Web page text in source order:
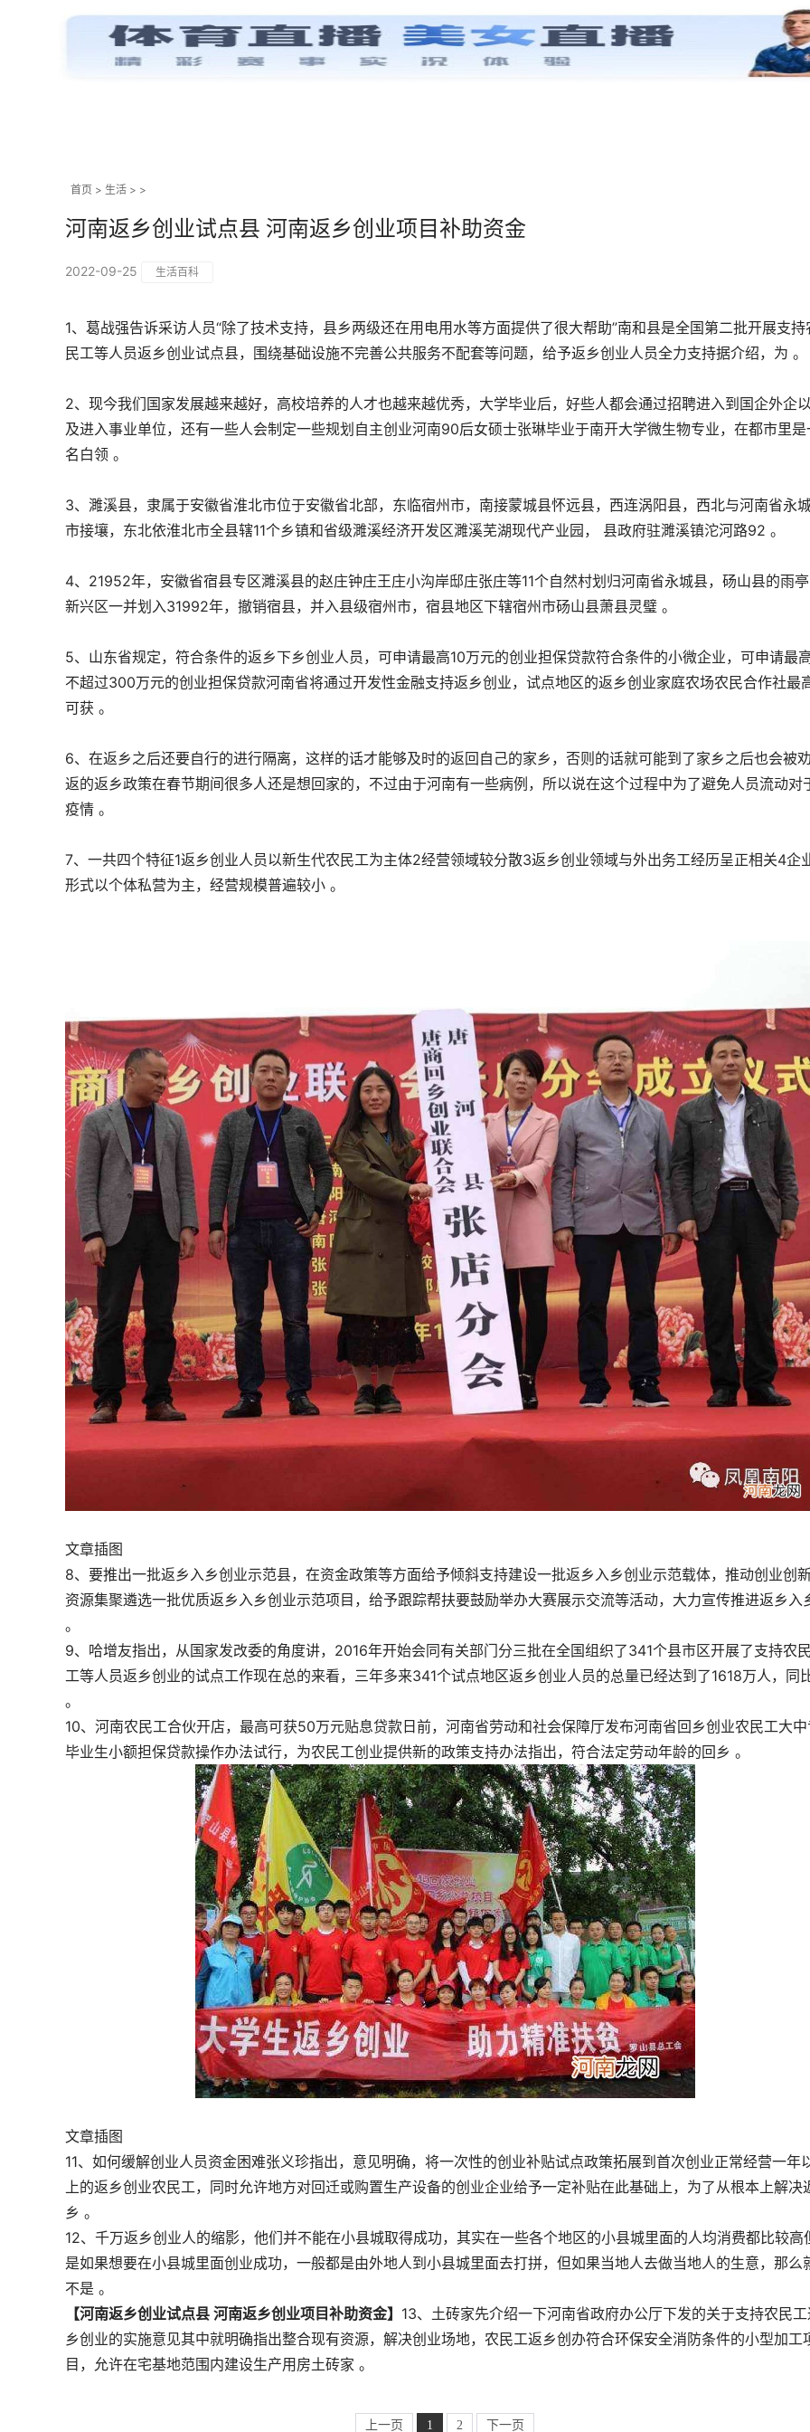
首页 > 生活 > >
河南返乡创业试点县 河南返乡创业项目补助资金
2022-09-25 生活百科
1、葛战强告诉采访人员“除了技术支持，县乡两级还在用电用水等方面提供了很大帮助”南和县是全国第二批开展支持
民工等人员返乡创业试点县，围绕基础设施不完善公共服务不配套等问题，给予返乡创业人员全力支持据介绍，为 。
2、现今我们国家发展越来越好，高校培养的人才也越来越优秀，大学毕业后，好些人都会通过招聘进入到国企外企
及进入事业单位，还有一些人会制定一些规划自主创业河南90后女硕士张琳毕业于南开大学微生物专业，在都市里是
名白领 。
3、濉溪县，隶属于安徽省淮北市位于安徽省北部，东临宿州市，南接蒙城县怀远县，西连涡阳县，西北与河南省永
市接壤，东北依淮北市全县辖11个乡镇和省级濉溪经济开发区濉溪芜湖现代产业园， 县政府驻濉溪镇沱河路92 。
4、21952年，安徽省宿县专区濉溪县的赵庄钟庄王庄小沟岸邸庄张庄等11个自然村划归河南省永城县，砀山县的雨
新兴区一并划入31992年，撤销宿县，并入县级宿州市，宿县地区下辖宿州市砀山县萧县灵璧 。
5、山东省规定，符合条件的返乡下乡创业人员，可申请最高10万元的创业担保贷款符合条件的小微企业，可申请最
不超过300万元的创业担保贷款河南省将通过开发性金融支持返乡创业，试点地区的返乡创业家庭农场农民合作社最
可获 。
6、在返乡之后还要自行的进行隔离，这样的话才能够及时的返回自己的家乡，否则的话就可能到了家乡之后也会被
返的返乡政策在春节期间很多人还是想回家的，不过由于河南有一些病例，所以说在这个过程中为了避免人员流动对
疫情 。
7、一共四个特征1返乡创业人员以新生代农民工为主体2经营领域较分散3返乡创业领域与外出务工经历呈正相关4企
形式以个体私营为主，经营规模普遍较小 。
文章插图
8、要推出一批返乡入乡创业示范县，在资金政策等方面给予倾斜支持建设一批返乡入乡创业示范载体，推动创业创
资源集聚遴选一批优质返乡入乡创业示范项目，给予跟踪帮扶要鼓励举办大赛展示交流等活动，大力宣传推进返乡入
。
9、哈增友指出，从国家发改委的角度讲，2016年开始会同有关部门分三批在全国组织了341个县市区开展了支持农
工等人员返乡创业的试点工作现在总的来看，三年多来341个试点地区返乡创业人员的总量已经达到了1618万人，同
。
10、河南农民工合伙开店，最高可获50万元贴息贷款日前，河南省劳动和社会保障厅发布河南省回乡创业农民工大
毕业生小额担保贷款操作办法试行，为农民工创业提供新的政策支持办法指出，符合法定劳动年龄的回乡 。
文章插图
11、如何缓解创业人员资金困难张义珍指出，意见明确，将一次性的创业补贴试点政策拓展到首次创业正常经营一年
上的返乡创业农民工，同时允许地方对回迁或购置生产设备的创业企业给予一定补贴在此基础上，为了从根本上解决
乡 。
12、千万返乡创业人的缩影，他们并不能在小县城取得成功，其实在一些各个地区的小县城里面的人均消费都比较高
是如果想要在小县城里面创业成功，一般都是由外地人到小县城里面去打拼，但如果当地人去做当地人的生意，那么
不是 。
【河南返乡创业试点县 河南返乡创业项目补助资金】 13、土砖家先介绍一下河南省政府办公厅下发的关于支持农民
乡创业的实施意见其中就明确指出整合现有资源，解决创业场地，农民工返乡创办符合环保安全消防条件的小型加工
目，允许在宅基地范围内建设生产用房土砖家 。
上一页 1 2 下一页